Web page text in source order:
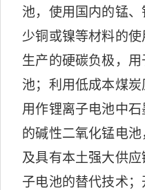
池，使用国内的锰
少铜或镍等材料的
生产的硬碳负极，
池；利用低成本煤炭
用作锂离子电池中
的碱性二氧化锰电
及具有本土强大供
子电池的替代技术